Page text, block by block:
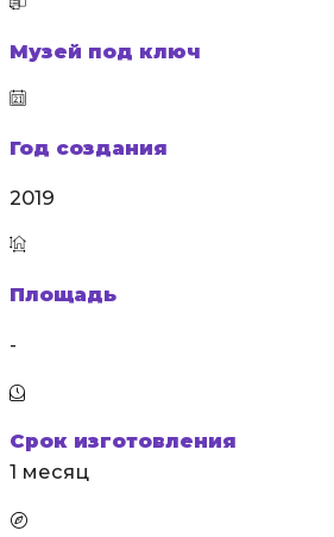
Музей под ключ
Год создания
2019
Площадь
-
Срок изготовления
1 месяц